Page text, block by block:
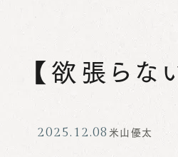
【欲張ら
2025.12.08米山優太